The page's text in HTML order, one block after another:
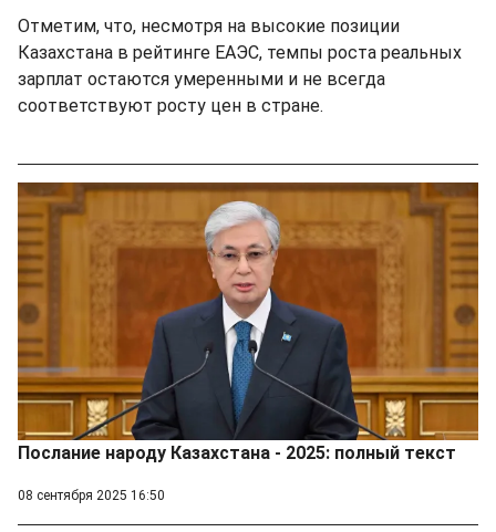
Отметим, что, несмотря на высокие позиции
Казахстана в рейтинге ЕАЭС, темпы роста реальных
зарплат остаются умеренными и не всегда
соответствуют росту цен в стране.
Послание народу Казахстана - 2025: полный текст
08 сентября 2025 16:50